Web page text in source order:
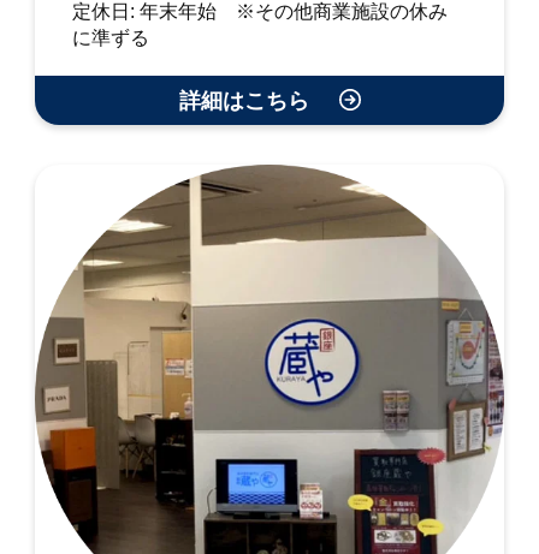
定休日: 年末年始 ※その他商業施設の休み
に準ずる
詳細はこちら